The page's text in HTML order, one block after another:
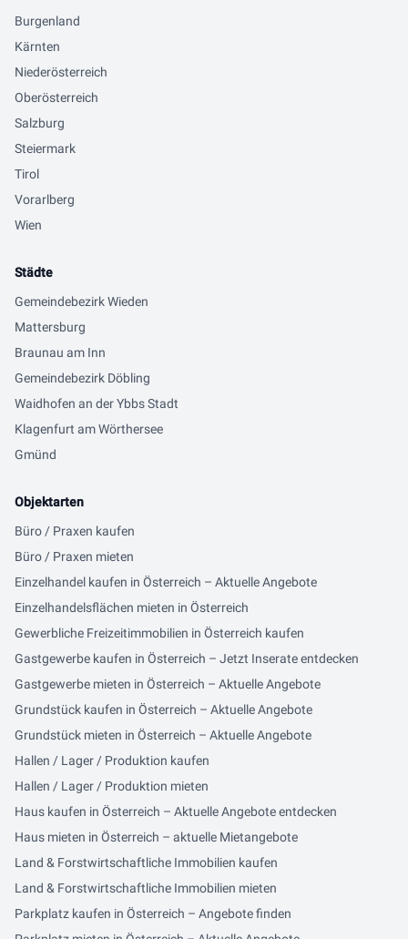
Burgenland
Kärnten
Niederösterreich
Oberösterreich
Salzburg
Steiermark
Tirol
Vorarlberg
Wien
Städte
Gemeindebezirk Wieden
Mattersburg
Braunau am Inn
Gemeindebezirk Döbling
Waidhofen an der Ybbs Stadt
Klagenfurt am Wörthersee
Gmünd
Objektarten
Büro / Praxen kaufen
Büro / Praxen mieten
Einzelhandel kaufen in Österreich – Aktuelle Angebote
Einzelhandelsflächen mieten in Österreich
Gewerbliche Freizeitimmobilien in Österreich kaufen
Gastgewerbe kaufen in Österreich – Jetzt Inserate entdecken
Gastgewerbe mieten in Österreich – Aktuelle Angebote
Grundstück kaufen in Österreich – Aktuelle Angebote
Grundstück mieten in Österreich – Aktuelle Angebote
Hallen / Lager / Produktion kaufen
Hallen / Lager / Produktion mieten
Haus kaufen in Österreich – Aktuelle Angebote entdecken
Haus mieten in Österreich – aktuelle Mietangebote
Land & Forstwirtschaftliche Immobilien kaufen
Land & Forstwirtschaftliche Immobilien mieten
Parkplatz kaufen in Österreich – Angebote finden